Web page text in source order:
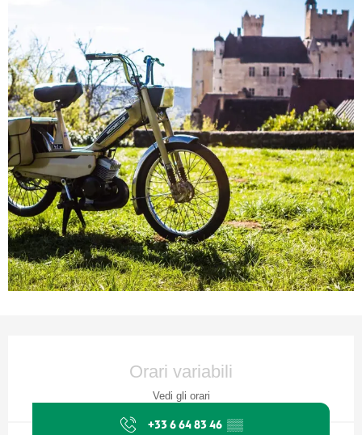
Orari variabili
Vedi gli orari
+33 6 64 83 46 ▒▒